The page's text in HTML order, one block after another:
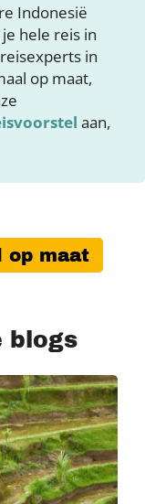
Indonesië
hele reis in
in
op maat,
aan,
op maat
blogs